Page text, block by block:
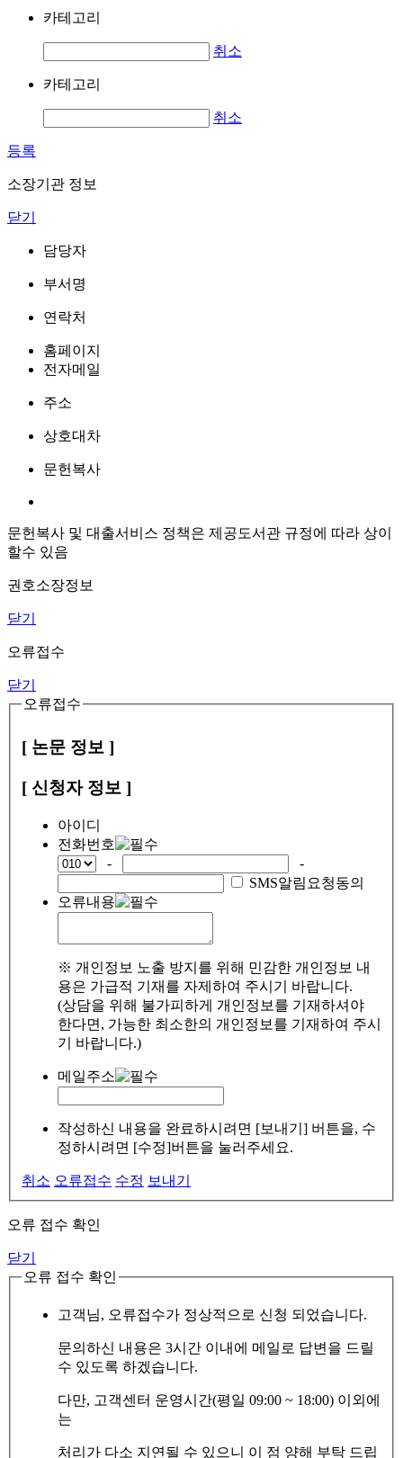
카테고리
취소
카테고리
취소
등록
소장기관 정보
닫기
담당자
부서명
연락처
홈페이지
전자메일
주소
상호대차
문헌복사
문헌복사 및 대출서비스 정책은 제공도서관 규정에 따라 상이
할수 있음
권호소장정보
닫기
오류접수
닫기
오류접수
[ 논문 정보 ]
[ 신청자 정보 ]
아이디
전화번호
-
-
SMS알림요청동의
오류내용
※ 개인정보 노출 방지를 위해 민감한 개인정보 내
용은 가급적 기재를 자제하여 주시기 바랍니다.
(상담을 위해 불가피하게 개인정보를 기재하셔야
한다면, 가능한 최소한의 개인정보를 기재하여 주시
기 바랍니다.)
메일주소
작성하신 내용을 완료하시려면 [보내기] 버튼을, 수
정하시려면 [수정]버튼을 눌러주세요.
취소 오류접수 수정 보내기
오류 접수 확인
닫기
오류 접수 확인
고객님, 오류접수가 정상적으로 신청 되었습니다.
문의하신 내용은 3시간 이내에 메일로 답변을 드릴
수 있도록 하겠습니다.
다만, 고객센터 운영시간(평일 09:00 ~ 18:00) 이외에
는
처리가 다소 지연될 수 있으니 이 점 양해 부탁 드립